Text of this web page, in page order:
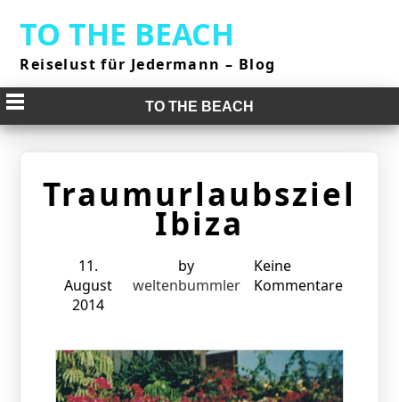
content
TO THE BEACH
Reiselust für Jedermann – Blog
TO THE BEACH
Traumurlaubsziel
Ibiza
11.
August
2014
by
weltenbummler
Keine
Kommentare